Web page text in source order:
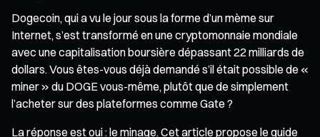
Dogecoin, qui a vu le jour sous la forme d’un mème sur
Internet, s’est transformé en une cryptomonnaie mondiale
avec une capitalisation boursière dépassant 22 milliards de
dollars. Vous êtes-vous déjà demandé s’il était possible de «
miner » du DOGE vous-même, plutôt que de simplement
l’acheter sur des plateformes comme Gate ?
La réponse est oui : le minage. Cet article propose le guide